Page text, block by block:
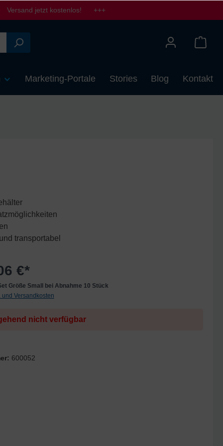
jetzt kostenlos! +++
Marketing-Portale Stories Blog Kontakt
transportabel
€*
Größe Small bei Abnahme 10 Stück
und Versandkosten
nicht verfügbar
600052